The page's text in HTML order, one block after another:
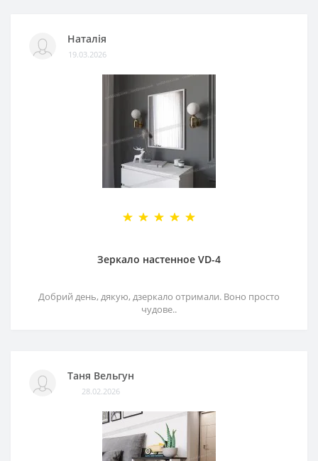
Наталія
19.03.2026
Зеркало настенное VD-4
Добрий день, дякую, дзеркало отримали. Воно просто
чудове..
Таня Вельгун
28.02.2026